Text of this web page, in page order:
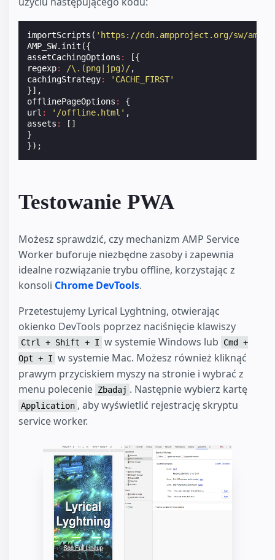
importScripts ( 'https://cdn.ampproject.org/sw/amp-
AMP_SW. init ({
assetCachingOptions :
[{
regexp: /\.(png|jpg)/,
cachingStrategy:
'CACHE_FIRST'
}],
offlinePageOptions :
{
url : '/offline.html' ,
assets :
[]
}
});
Testowanie PWA
Możesz sprawdzić, czy mechanizm AMP Service
Worker buforuje niezbędne zasoby i zapewnia
idealne rozwiązanie trybu offline, korzystając z
konsoli Chrome DevTools.
Przetestujemy Lyrical Lyghtning, otwierając
okienko DevTools poprzez naciśnięcie klawiszy
Ctrl + Shift + I w systemie Windows lub
Cmd +
Opt + I w systemie Mac. Możesz również kliknąć
prawym przyciskiem myszy na stronie i wybrać z
menu polecenie Zbadaj . Następnie wybierz kartę
Application , aby wyświetlić rejestrację skryptu
service worker.